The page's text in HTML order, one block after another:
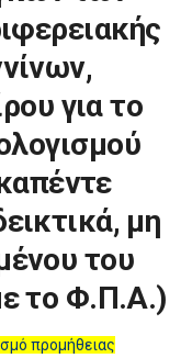
για το
μη
του
το Φ.Π.Α.)
προμήθειας